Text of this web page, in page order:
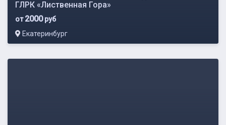
ГЛРК «Лиственная Гора»
от2000руб
Екатеринбург